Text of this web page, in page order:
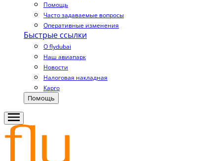
Помощь
Часто задаваемые вопросы
Оперативные изменения
Быстрые ссылки
О flydubai
Наш авиапарк
Новости
Налоговая накладная
Карго
Помощь